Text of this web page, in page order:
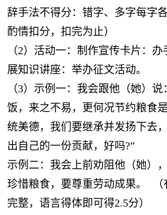
辞手法不得分：错字、多字每字
酌情扣分，扣完为止）
（2）活动一：制作宣传卡片：
展知识讲座：举办征文活动。
（3）示例一：我会跟他（她）
饭，来之不易，更何况节约粮食
统美德，我们要继承并发扬下去
出自己的一份贡献，好吗?”
示例二：我会上前劝阻他（她）
珍惜粮食，要尊重劳动成果。 （
完整，语言得体即可得2.5分）